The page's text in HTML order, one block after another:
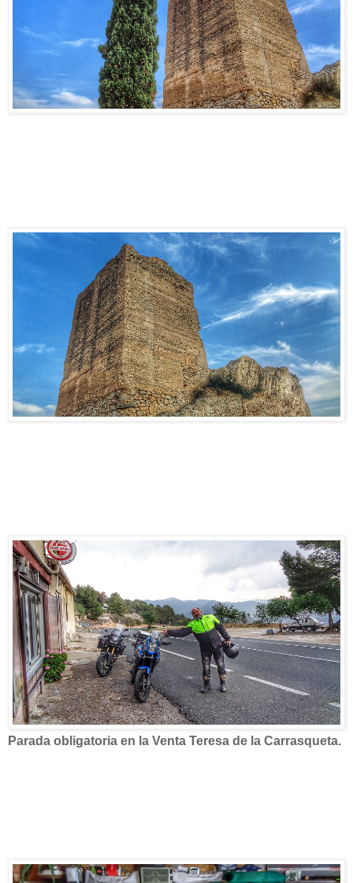
Parada obligatoria en la Venta Teresa de la Carrasqueta.